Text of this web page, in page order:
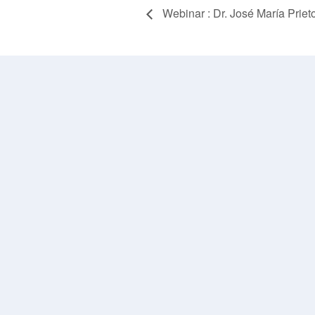
Webinar : Dr. José María